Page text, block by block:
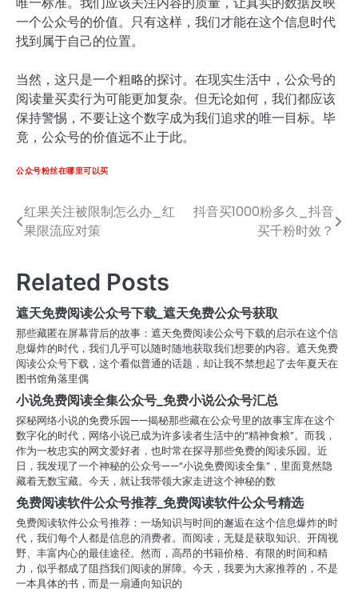
一个公众号的价值。只有这样，我们才能在这个信息时代
找到属于自己的位置。
当然，这只是一个粗略的探讨。在现实生活中，公众号的
阅读量买卖行为可能更加复杂。但无论如何，我们都应该
保持警惕，不要让这个数字成为我们追求的唯一目标。毕
竟，公众号的价值远不止于此。
公众号粉丝在哪里可以买
文
章
导
航
红果关注被限制怎么办_红
果限流应对策
抖音买1000粉多久_抖音
买千粉时效？
Related Posts
遮天免费阅读公众号下载_遮天免费公众号获取
那些藏匿在屏幕背后的故事：遮天免费阅读公众号下载的启示在这个信
息爆炸的时代，我们几乎可以随时随地获取我们想要的内容。遮天免费
阅读公众号下载，这个看似普通的话题，却让我不禁想起了去年夏天在
图书馆角落里偶
小说免费阅读全集公众号_免费小说公众号汇总
探秘网络小说的免费乐园——揭秘那些藏在公众号里的故事宝库在这个
数字化的时代，网络小说已成为许多读者生活中的“精神食粮”。而我，
作为一枚忠实的网文爱好者，也时常在探寻那些免费的阅读乐园。近
日，我发现了一个神秘的公众号——“小说免费阅读全集”，里面竟然隐
藏着无数宝藏。今天，就让我带领大家走进这个神秘的数
免费阅读软件公众号推荐_免费阅读软件公众号精选
免费阅读软件公众号推荐：一场知识与时间的邂逅在这个信息爆炸的时
代，我们每个人都是信息的消费者。而阅读，无疑是获取知识、开阔视
野、丰富内心的最佳途径。然而，高昂的书籍价格、有限的时间和精
力，似乎都成了阻挡我们阅读的屏障。今天，我要为大家推荐的，不是
一本具体的书，而是一扇通向知识的